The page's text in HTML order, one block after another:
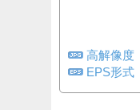
高解像度
EPS形式